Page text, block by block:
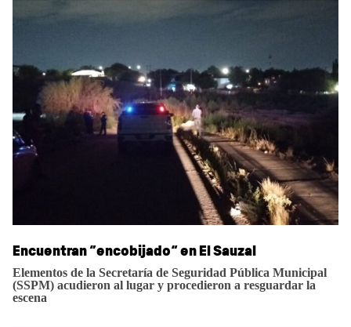
Encuentran “encobijado” en El Sauzal
Elementos de la Secretaría de Seguridad Pública Municipal
(SSPM) acudieron al lugar y procedieron a resguardar la
escena
Sidebar